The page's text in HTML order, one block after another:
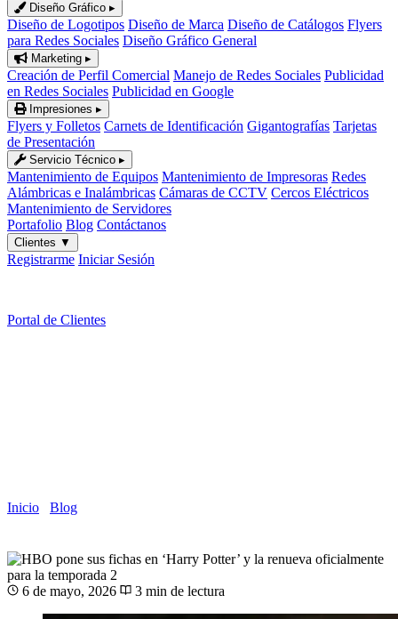
Diseño Gráfico ▸
Diseño de Logotipos Diseño de Marca Diseño de Catálogos Flyers
para Redes Sociales Diseño Gráfico General
Marketing ▸
Creación de Perfil Comercial Manejo de Redes Sociales Publicidad
en Redes Sociales Publicidad en Google
Impresiones ▸
Flyers y Folletos Carnets de Identificación Gigantografías Tarjetas
de Presentación
Servicio Técnico ▸
Mantenimiento de Equipos Mantenimiento de Impresoras Redes
Alámbricas e Inalámbricas Cámaras de CCTV Cercos Eléctricos
Mantenimiento de Servidores
Portafolio Blog Contáctanos
Clientes ▼
Registrarme Iniciar Sesión
Portal de Clientes
Inicio Blog
6 de mayo, 2026 3 min de lectura